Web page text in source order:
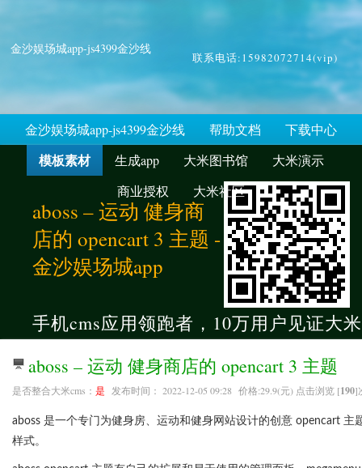
金沙娱场城app-js4399金沙线
联系电话:15982072714(vip)
金沙娱场城app-js4399金沙线 帮助文档 下载中心
模板素材 生成app 大米图书馆
大米演示
商业授权
大米社区
aboss – 运动 健身商
店的 opencart 3 主题 -
金沙娱场城app
手机cms应用领跑者，10万用户见证大
aboss – 运动 健身商店的 opencart 3 主题
是否整合大米cms： 是 发布时间： 2022-12-05 09:28 价格:29.9(元) 点击浏览 [190]
aboss 是一个专门为健身房、运动和健身网站设计的创意 opencart
样式。